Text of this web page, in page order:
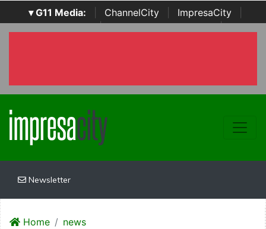
▾ G11 Media: ChannelCity ImpresaCity
SecurityOpenLab | Italian Channel Awards | Italian
Newsletter
Home
news